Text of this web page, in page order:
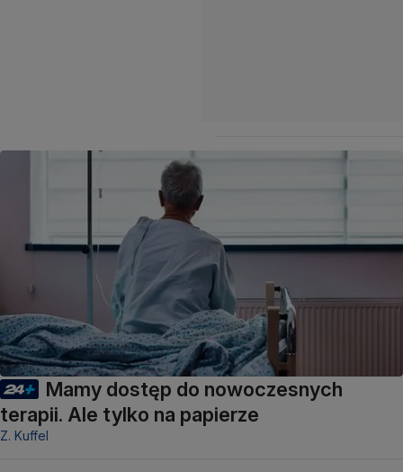
Mamy dostęp do nowoczesnych
terapii. Ale tylko na papierze
Z. Kuffel